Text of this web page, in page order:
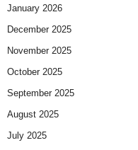
January 2026
December 2025
November 2025
October 2025
September 2025
August 2025
July 2025